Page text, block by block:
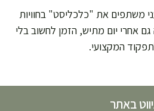
משתפים את "כלכליסט" בחוויות
אחרי יום מתיש, הזמן לחשוב בלי
המקצועי.
באתר